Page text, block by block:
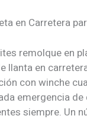
en Carretera
remolque en
llanta en
con winche
emergencia
siempre. Un